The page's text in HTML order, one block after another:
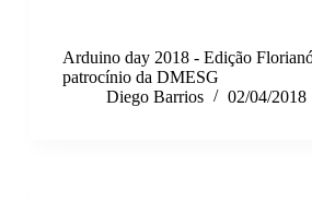
Arduino day 2018 - Edição
patrocínio da DMESG
Diego Barrios
02/04/2018